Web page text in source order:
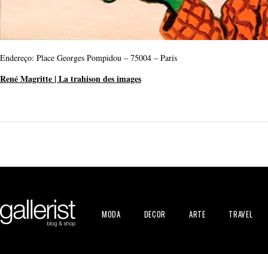
Endereço: Place Georges Pompidou – 75004 – Paris
René Magritte | La trahison des images
MODA DECOR ARTE TRAVEL